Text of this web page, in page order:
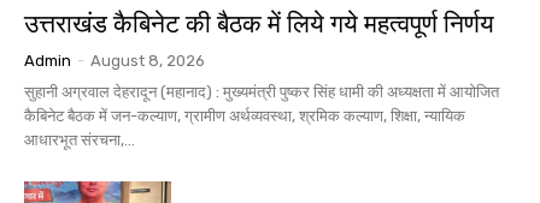
उत्तराखंड कैबिनेट की बैठक में लिये गये महत्वपूर्ण निर्णय
Admin - August 8, 2026
सुहानी अग्रवाल देहरादून (महानाद) : मुख्यमंत्री पुष्कर सिंह धामी की अध्यक्षता में आयोजित
कैबिनेट बैठक में जन-कल्याण, ग्रामीण अर्थव्यवस्था, श्रमिक कल्याण, शिक्षा, न्यायिक
आधारभूत संरचना,...